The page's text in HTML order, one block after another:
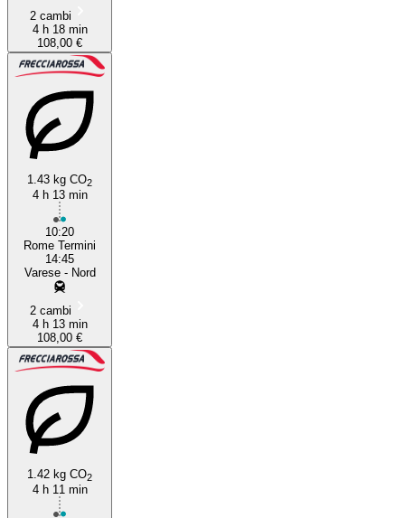
2 cambi
4 h 18 min
108,00 €
1.43 kg CO2
4 h 13 min
10:20
Rome Termini
14:45
Varese - Nord
2 cambi
4 h 13 min
108,00 €
1.42 kg CO2
4 h 11 min